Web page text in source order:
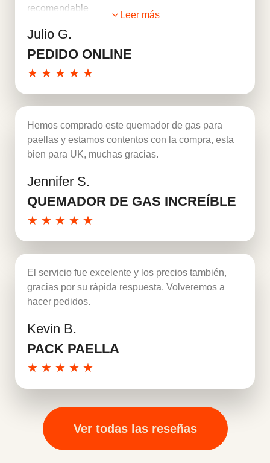
recomendable
Leer más
Julio G.
PEDIDO ONLINE
★ ★ ★ ★ ★
Hemos comprado este quemador de gas para
paellas y estamos contentos con la compra, esta
bien para UK, muchas gracias.
Jennifer S.
QUEMADOR DE GAS INCREÍBLE
★ ★ ★ ★ ★
El servicio fue excelente y los precios también,
gracias por su rápida respuesta. Volveremos a
hacer pedidos.
Kevin B.
PACK PAELLA
★ ★ ★ ★ ★
Ver todas las reseñas